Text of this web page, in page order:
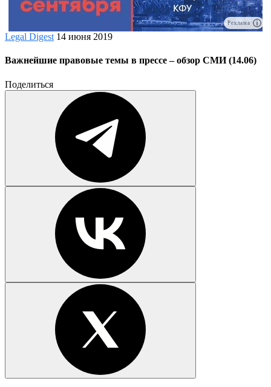
Реклама
Legal Digest 14 июня 2019
Важнейшие правовые темы в прессе – обзор СМИ (14.06)
Поделиться